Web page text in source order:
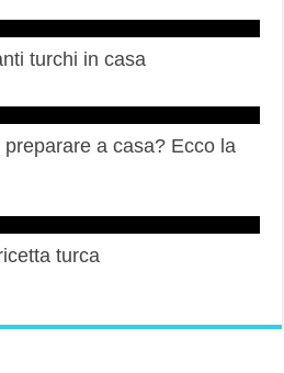
turchi in casa
a casa? Ecco la
turca